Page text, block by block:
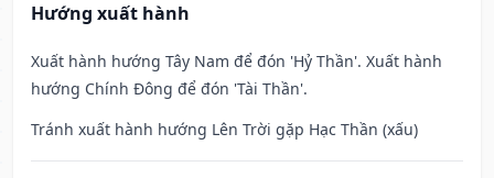
Hướng xuất hành
Xuất hành hướng Tây Nam để đón 'Hỷ Thần'. Xuất hành
hướng Chính Đông để đón 'Tài Thần'.
Tránh xuất hành hướng Lên Trời gặp Hạc Thần (xấu)